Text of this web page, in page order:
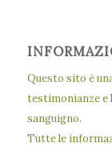
Questo sito è
testimonianze e
sanguigno.
Tutte le